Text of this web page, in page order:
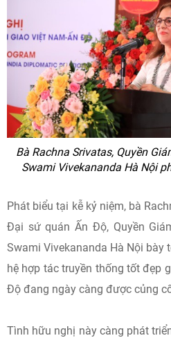
Bà Rachna Srivatas, Quyền
Swami Vivekananda Hà Nội
Phát biểu tại kễ kỷ niệm, bà
Đại sứ quán Ấn Độ, Quyền
Swami Vivekananda Hà Nội bày
hệ hợp tác truyền thống tốt đẹp
Độ đang ngày càng được củng
Tình hữu nghị này càng phát